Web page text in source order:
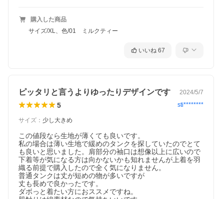
購入した商品
サイズ/XL、色/01 ミルクティー
いいね 67
ピッタリと言うよりゆったりデザインです 2024/5/7
5 sti********
サイズ ： 少し大きめ
この値段なら生地が薄くても良いです。
私の場合は薄い生地で緩めのタンクを探していたのでとて
も良いと思いました。肩部分の袖口は想像以上に広いので
下着等が気になる方は向かないかも知れませんが上着を羽
織る前提で購入したので全く気になりません。
普通タンクは丈が短めの物が多いですが
丈も長めで良かったです。
ダボっと着たい方におススメですね。